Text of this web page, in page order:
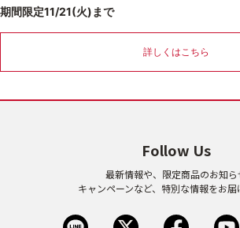
日焼け
期間限定11/21(火)まで
詳しくはこちら
Follow Us
最新情報や、限定商品のお知ら
キャンペーンなど、特別な情報をお